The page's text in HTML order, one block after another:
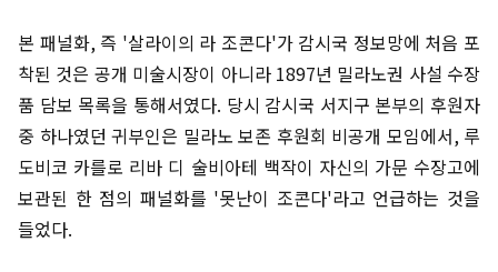
본 패널화, 즉 '살라이의 라 조콘다'가 감시국 정보망에 처음 포
착된 것은 공개 미술시장이 아니라 1897년 밀라노권 사설 수장
품 담보 목록을 통해서였다. 당시 감시국 서지구 본부의 후원자
중 하나였던 귀부인은 밀라노 보존 후원회 비공개 모임에서, 루
도비코 카를로 리바 디 술비아테 백작이 자신의 가문 수장고에
보관된 한 점의 패널화를 '못난이 조콘다'라고 언급하는 것을
들었다.